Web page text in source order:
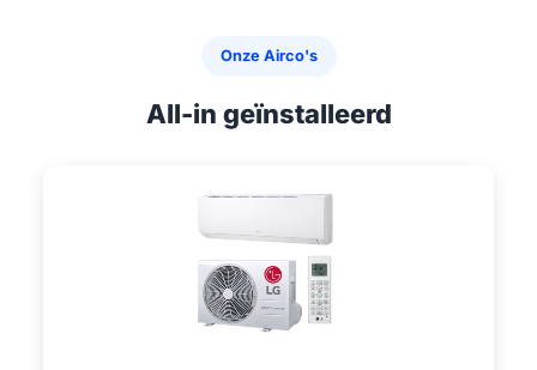
Onze Airco's
All-in geïnstalleerd